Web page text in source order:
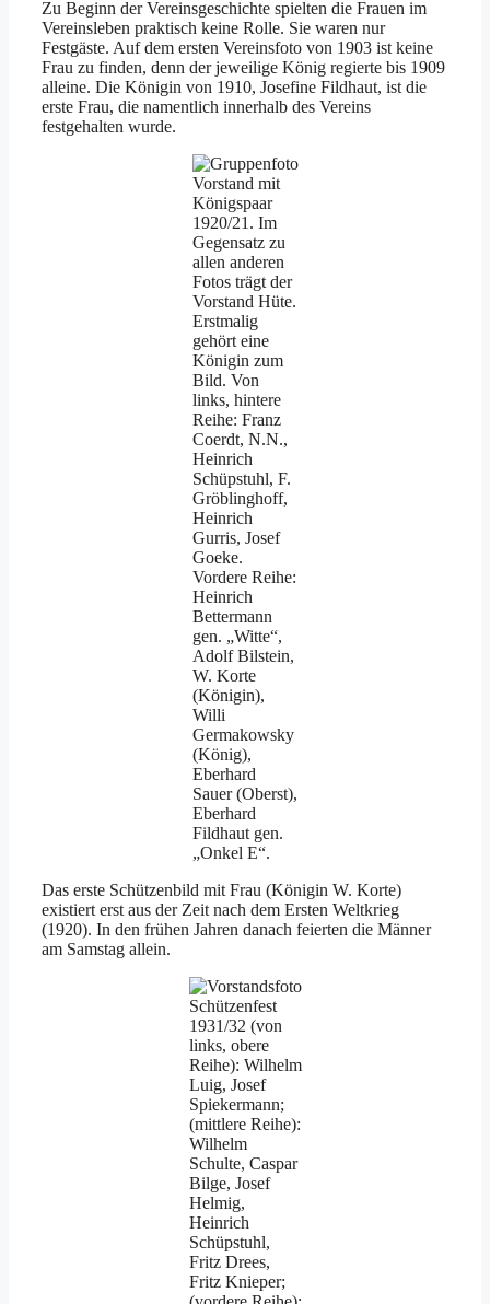
Zu Beginn der Vereinsgeschichte spielten die Frauen im
Vereinsleben praktisch keine Rolle. Sie waren nur
Festgäste. Auf dem ersten Vereinsfoto von 1903 ist keine
Frau zu finden, denn der jeweilige König regierte bis 1909
alleine. Die Königin von 1910, Josefine Fildhaut, ist die
erste Frau, die namentlich innerhalb des Vereins
festgehalten wurde.
Vorstand mit
Königspaar
1920/21. Im
Gegensatz zu
allen anderen
Fotos trägt der
Vorstand Hüte.
Erstmalig
gehört eine
Königin zum
Bild. Von
links, hintere
Reihe: Franz
Coerdt, N.N.,
Heinrich
Schüpstuhl, F.
Gröblinghoff,
Heinrich
Gurris, Josef
Goeke.
Vordere Reihe:
Heinrich
Bettermann
gen. „Witte“,
Adolf Bilstein,
W. Korte
(Königin),
Willi
Germakowsky
(König),
Eberhard
Sauer (Oberst),
Eberhard
Fildhaut gen.
„Onkel E“.
Das erste Schützenbild mit Frau (Königin W. Korte)
existiert erst aus der Zeit nach dem Ersten Weltkrieg
(1920). In den frühen Jahren danach feierten die Männer
am Samstag allein.
Schützenfest
1931/32 (von
links, obere
Reihe): Wilhelm
Luig, Josef
Spiekermann;
(mittlere Reihe):
Wilhelm
Schulte, Caspar
Bilge, Josef
Helmig,
Heinrich
Schüpstuhl,
Fritz Drees,
Fritz Knieper;